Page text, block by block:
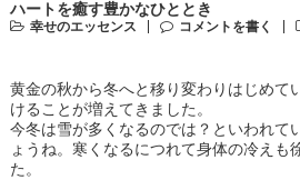
ハートを癒す豊かなひととき
幸せのエッセンス コメントを書く
黄金の秋から冬へと移り変わりはじめて
けることが増えてきました。
今冬は雪が多くなるのでは？といわれて
ょうね。寒くなるにつれて身体の冷えも
た。